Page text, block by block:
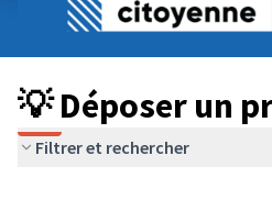
Budget Participatif ADULTE 2024
💡 Déposer un projet
💡 Déposer un
Filtrer et rechercher